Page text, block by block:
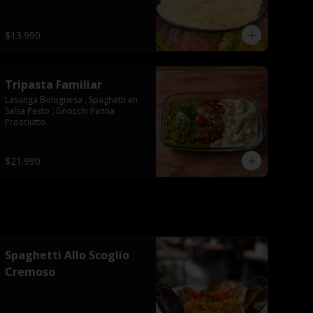
$13.990
Tripasta Familiar
Lasanga Bolognesa , Spaghetti en
Salsa Pesto , Gnocchi Panna
Prosciutto
$21.990
Spaghetti Allo Scoglio
Cremoso